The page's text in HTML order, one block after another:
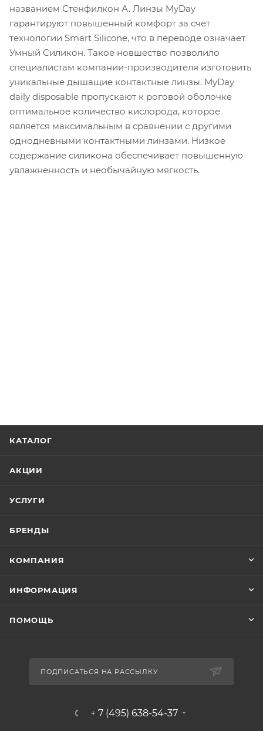
названием Стенфилкон А. Линзы MyDay
гарантируют повышенный комфорт за счет
технологии Smart Silicone, что в переводе означает
Умный Силикон. Такое новшество позволило
специалистам компании-производителя изготовить
уникальные дышащие контактные линзы. MyDay
daily disposable пропускают к роговой оболочке
оптимальное количество кислорода, которое
является максимальным в сравнении с другими
однодневными контактными линзами. Низкое
содержание силикона обеспечивает повышенную
увлажненность и необычайную мягкость.
КАТАЛОГ
АКЦИИ
УСЛУГИ
БРЕНДЫ
КОМПАНИЯ
ИНФОРМАЦИЯ
ПОМОЩЬ
ПОДПИСАТЬСЯ НА РАССЫЛКУ
+ 7 (495) 638-54-37